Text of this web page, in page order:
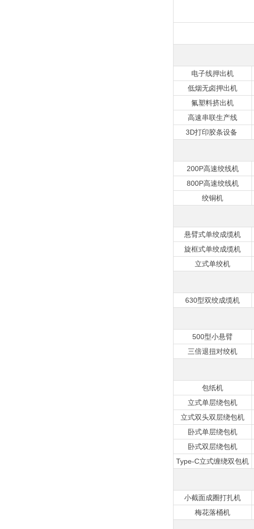
电子线押出机
低烟无卤押出机
氟塑料挤出机
高速串联生产线
3D打印胶条设备
200P高速绞线机
800P高速绞线机
绞铜机
悬臂式单绞成缆机
旋框式单绞成缆机
立式单绞机
630型双绞成缆机
500型小悬臂
三倍退扭对绞机
包纸机
立式单层绕包机
立式双头双层绕包机
卧式单层绕包机
卧式双层绕包机
Type-C立式缠绕双包机
小截面成圈打扎机
梅花落桶机